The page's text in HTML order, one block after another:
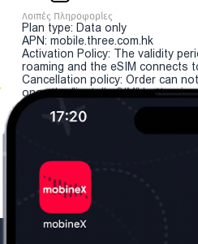
Λοιπές Πληροφορίες
Plan type: Data only
APN: mobile.three.com.hk
Activation Policy: The validity
roaming and the eSIM connects
Cancellation policy: Order can
once the "install eSIM" button is